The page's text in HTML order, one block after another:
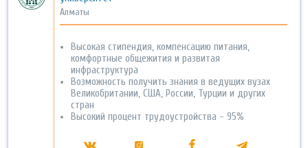
Алматы
Высокая стипендия, компенсацию питания,
комфортные общежития и развитая
инфраструктура
Возможность получить знания в ведущих вузах
Великобритании, США, России, Турции и других
стран
Высокий процент трудоустройства - 95%